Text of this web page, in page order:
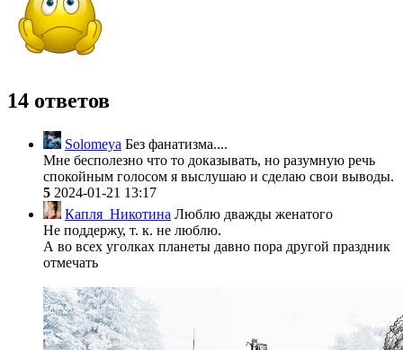
14 ответов
Solomeya Без фанатизма....
Мне бесполезно что то доказывать, но разумную речь
спокойным голосом я выслушаю и сделаю свои выводы.
5 2024-01-21 13:17
Капля_Никотина Люблю дважды женатого
Не поддержу, т. к. не люблю.
А во всех уголках планеты давно пора другой праздник
отмечать